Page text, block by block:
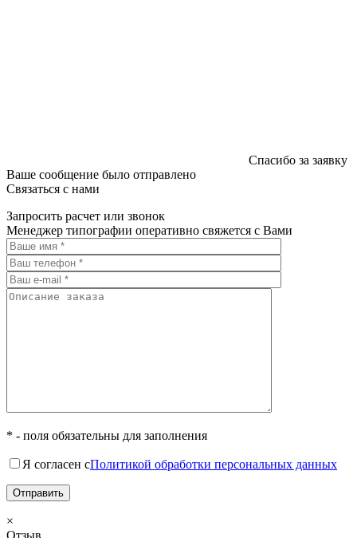
Спасибо за заявку
Ваше сообщение было отправлено
Связаться с нами
Запросить расчет или звонок
Менеджер типографии оперативно свяжется с Вами
* - поля обязательны для заполнения
Я согласен сПолитикой обработки персональных данных
×
Отзыв